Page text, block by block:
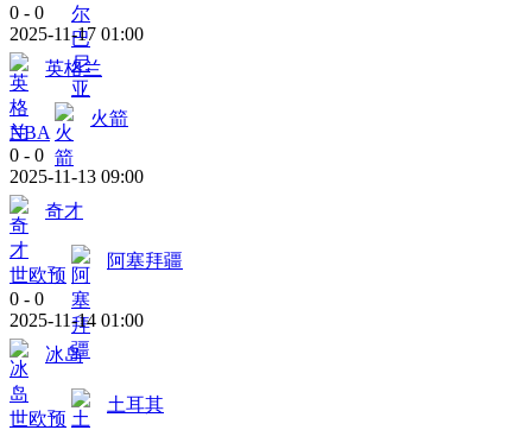
0 - 0
2025-11-17 01:00
英格兰
NBA
火箭
0 - 0
2025-11-13 09:00
奇才
世欧预
阿塞拜疆
0 - 0
2025-11-14 01:00
冰岛
世欧预
土耳其